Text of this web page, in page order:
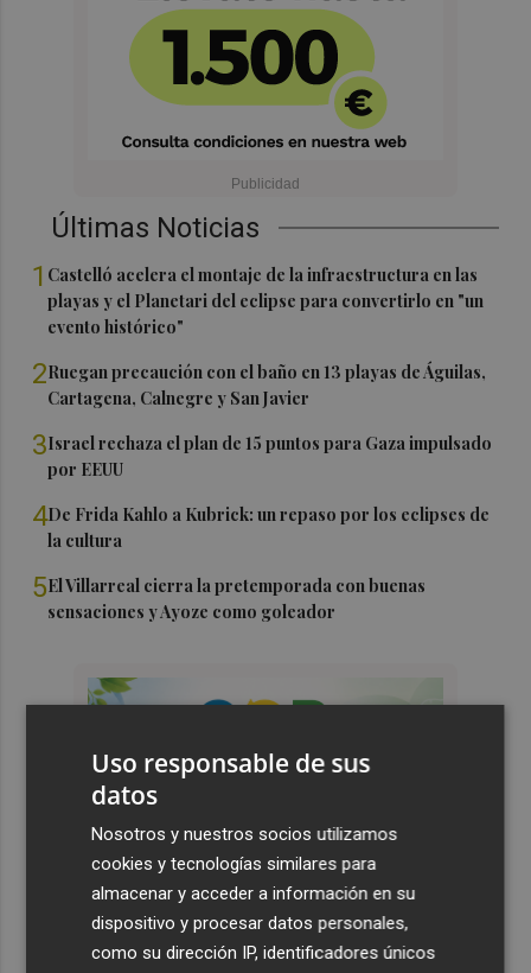
Últimas Noticias
1 Castelló acelera el montaje de la infraestructura en las
playas y el Planetari del eclipse para convertirlo en "un
evento histórico"
2Ruegan precaución con el baño en 13 playas de Águilas,
Cartagena, Calnegre y San Javier
3Israel rechaza el plan de 15 puntos para Gaza impulsado
por EEUU
4De Frida Kahlo a Kubrick: un repaso por los eclipses de
la cultura
5El Villarreal cierra la pretemporada con buenas
sensaciones y Ayoze como goleador
Uso responsable de sus
datos
Nosotros y nuestros socios utilizamos
cookies y tecnologías similares para
almacenar y acceder a información en su
dispositivo y procesar datos personales,
como su dirección IP, identificadores únicos